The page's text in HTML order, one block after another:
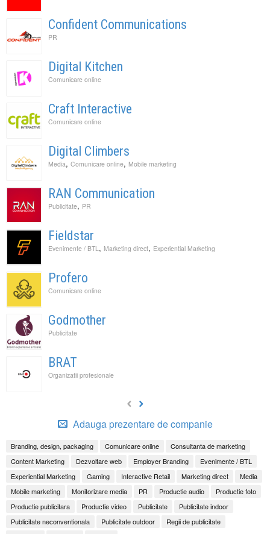
Confident Communications
PR
Digital Kitchen
Comunicare online
Craft Interactive
Comunicare online
Digital Climbers
Media, Comunicare online, Mobile marketing
RAN Communication
Publicitate, PR
Fieldstar
Evenimente / BTL , Marketing direct, Experiential Marketing
Profero
Comunicare online
Godmother
Publicitate
BRAT
Organizatii profesionale
Adauga prezentare de companie
Branding, design, packaging Comunicare online
Consultanta de marketing
Content Marketing
Dezvoltare web Employer Branding
Evenimente / BTL
Experiential Marketing
Gaming Interactive Retail Marketing direct
Media
Mobile marketing
Monitorizare media PR Productie audio
Productie foto
Productie publicitara
Productie video Publicitate
Publicitate indoor
Publicitate neconventionala
Publicitate outdoor
Regii de publicitate